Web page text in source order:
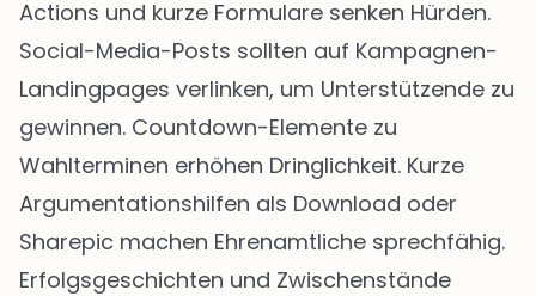
Actions und kurze Formulare senken Hürden.
Social-Media-Posts sollten auf Kampagnen-
Landingpages verlinken, um Unterstützende zu
gewinnen. Countdown-Elemente zu
Wahlterminen erhöhen Dringlichkeit. Kurze
Argumentationshilfen als Download oder
Sharepic machen Ehrenamtliche sprechfähig.
Erfolgsgeschichten und Zwischenstände